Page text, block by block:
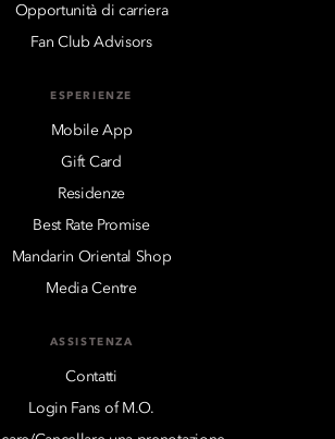
Opportunità di carriera
Fan Club Advisors
ESPERIENZE
Mobile App
Gift Card
Residenze
Best Rate Promise
Mandarin Oriental Shop
Media Centre
ASSISTENZA
Contatti
Login Fans of M.O.